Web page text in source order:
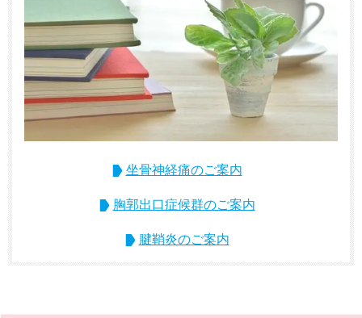
坐骨神経痛のご案内
胸郭出口症候群のご案内
腱鞘炎のご案内